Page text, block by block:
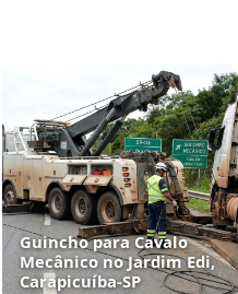
Guincho para Cavalo
Mecânico no Jardim Edi,
Carapicuíba‑SP